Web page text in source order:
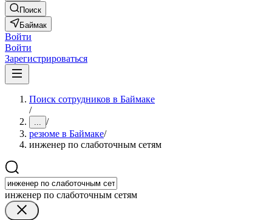
Поиск
Баймак
Войти
Войти
Зарегистрироваться
Поиск сотрудников в Баймаке
/
... /
резюме в Баймаке/
инженер по слаботочным сетям
инженер по слаботочным сетям